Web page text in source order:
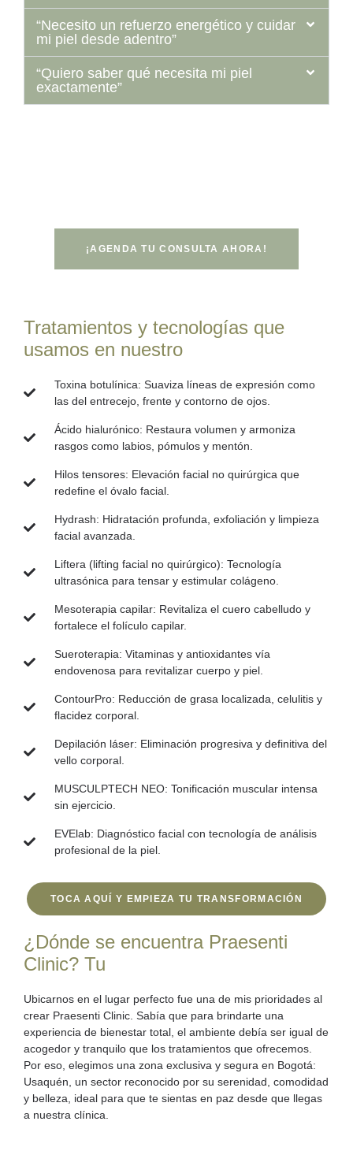
“Necesito un refuerzo energético y cuidar
mi piel desde adentro”
“Quiero saber qué necesita mi piel
exactamente”
¡AGENDA TU CONSULTA AHORA!
Tratamientos y tecnologías que
usamos en nuestro
Toxina botulínica: Suaviza líneas de expresión como
las del entrecejo, frente y contorno de ojos.
Ácido hialurónico: Restaura volumen y armoniza
rasgos como labios, pómulos y mentón.
Hilos tensores: Elevación facial no quirúrgica que
redefine el óvalo facial.
Hydrash: Hidratación profunda, exfoliación y limpieza
facial avanzada.
Liftera (lifting facial no quirúrgico): Tecnología
ultrasónica para tensar y estimular colágeno.
Mesoterapia capilar: Revitaliza el cuero cabelludo y
fortalece el folículo capilar.
Sueroterapia: Vitaminas y antioxidantes vía
endovenosa para revitalizar cuerpo y piel.
ContourPro: Reducción de grasa localizada, celulitis y
flacidez corporal.
Depilación láser: Eliminación progresiva y definitiva del
vello corporal.
MUSCULPTECH NEO: Tonificación muscular intensa
sin ejercicio.
EVElab: Diagnóstico facial con tecnología de análisis
profesional de la piel.
TOCA AQUÍ Y EMPIEZA TU TRANSFORMACIÓN
¿Dónde se encuentra Praesenti
Clinic? Tu
Ubicarnos en el lugar perfecto fue una de mis prioridades al
crear Praesenti Clinic . Sabía que para brindarte una
experiencia de bienestar total, el ambiente debía ser igual de
acogedor y tranquilo que los tratamientos que ofrecemos.
Por eso, elegimos una zona exclusiva y segura en Bogotá:
Usaquén , un sector reconocido por su serenidad, comodidad
y belleza, ideal para que te sientas en paz desde que llegas
a nuestra clínica.